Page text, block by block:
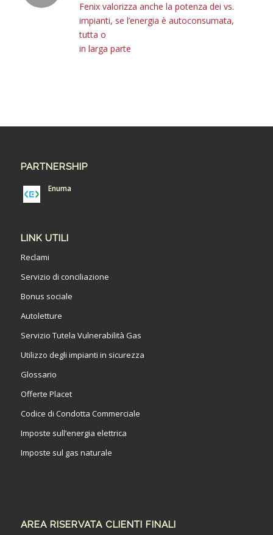
Fenix valorizza anche la potenza dei vs.
impianti, se l’energia è autoconsumata,
tutta o
in larga parte
PARTNERSHIP
Enuma
LINK UTILI
Reclami
Servizio di conciliazione
Bonus sociale
Autoletture
Servizio Tutela Vulnerabilità Gas
Utilizzo degli impianti in sicurezza
Glossario
Offerte Placet
Codice di Condotta Commerciale
Imposte sull’energia elettrica
Imposte sul gas naturale
AREA RISERVATA CLIENTI FINALI